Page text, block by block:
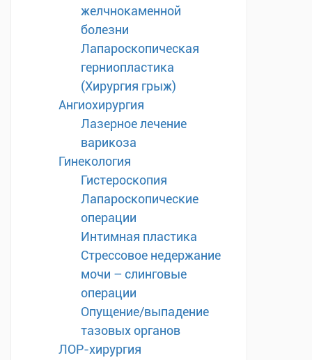
желчнокаменной
болезни
Лапароскопическая
герниопластика
(Хирургия грыж)
Ангиохирургия
Лазерное лечение
варикоза
Гинекология
Гистероскопия
Лапароскопические
операции
Интимная пластика
Стрессовое недержание
мочи – слинговые
операции
Опущение/выпадение
тазовых органов
ЛОР-хирургия